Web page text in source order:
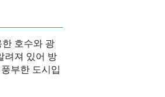
호수와 광
려져 있어 방
부한 도시입